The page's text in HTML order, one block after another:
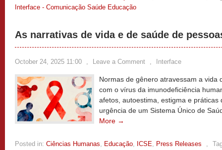
Interface - Comunicação Saúde Educação
As narrativas de vida e de saúde de
October 24, 2025 11:00 , Leave a Comment , Interface
Normas de gênero atravessam a vida
com o vírus da imunodeficiência
afetos, autoestima, estigma e
urgência de um Sistema Único de
More →
Posted in: Ciências Humanas, Educação, ICSE, Press Releases ,